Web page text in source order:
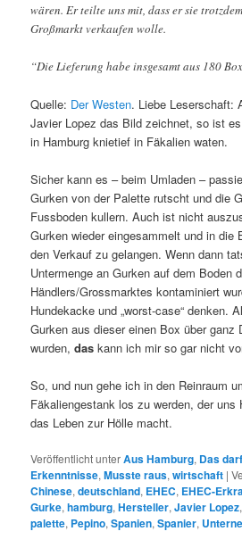
wären. Er teilte uns mit, dass er sie
Großmarkt verkaufen wolle.
“Die Lieferung habe insgesamt aus 180
Quelle: Der Westen. Liebe Leserschaft:
Javier Lopez das Bild zeichnet, so ist
in Hamburg knietief in Fäkalien waten.
Sicher kann es – beim Umladen –
Gurken von der Palette rutscht und die
Fussboden kullern. Auch ist nicht
Gurken wieder eingesammelt und in die
den Verkauf zu gelangen. Wenn dann
Untermenge an Gurken auf dem Boden
Händlers/Grossmarktes kontaminiert
Hundekacke und „worst-case“ denken.
Gurken aus dieser einen Box über ganz
wurden,das kann ich mir so gar nicht
So, und nun gehe ich in den Reinraum
Fäkaliengestank los zu werden, der uns
das Leben zur Hölle macht.
Veröffentlicht unterAus Hamburg, Das
Erkenntnisse,Musste raus,wirtschaft |
Chinese,deutschland, EHEC, EHEC-
Gurke,hamburg,Hersteller,Javier Lopez
palette, Pepino,Spanien,Spanier,